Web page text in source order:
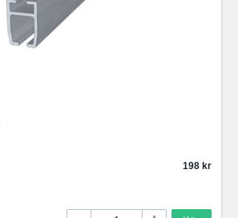
198